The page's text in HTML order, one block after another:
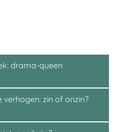
drama-queen
zin of onzin?